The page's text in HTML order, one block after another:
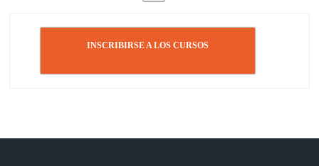
entradasINSCRIBIRSE A LOS CURSOS